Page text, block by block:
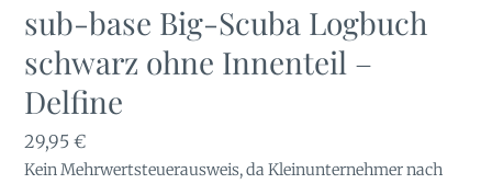
sub-base Big-Scuba Logbuch
schwarz ohne Innenteil –
Delfine
29,95€
Kein Mehrwertsteuerausweis, da Kleinunternehmer nach